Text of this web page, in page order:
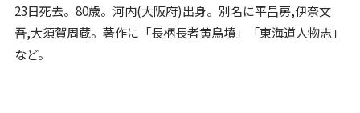
23日死去。80歳。河内(大阪府)出身。別名に平昌房,伊奈文
吾,大須賀周蔵。著作に「長柄長者黄鳥墳」「東海道人物志」
など。